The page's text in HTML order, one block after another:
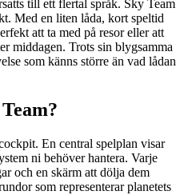
till ett flertal språk. Sky Team
Med en liten låda, kort speltid
att ta med på resor eller att
middagen. Trots sin blygsamma
som känns större än vad lådan
En central spelplan visar
ni behöver hantera. Varje
och en skärm att dölja dem
som representerar planetets